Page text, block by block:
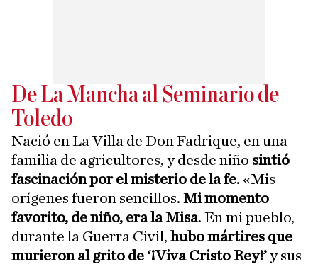
De La Mancha al Seminario de
Toledo
Nació en La Villa de Don Fadrique, en una
familia de agricultores, y desde niño sintió
fascinación por el misterio de la fe. «Mis
orígenes fueron sencillos. Mi momento
favorito, de niño, era la Misa. En mi pueblo,
durante la Guerra Civil, hubo mártires que
murieron al grito de ‘¡Viva Cristo Rey!’y sus